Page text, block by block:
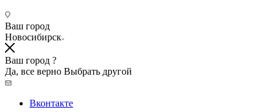
Ваш город
Новосибирск
Ваш город ?
Да, все верно Выбрать другой
Вконтакте